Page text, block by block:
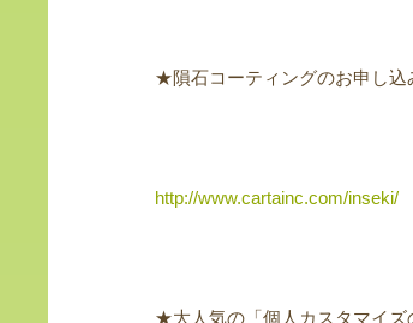
★隕石コーティングのお申し込
http://www.cartainc.com/inseki/
★大人気の「個人カスタマイズ